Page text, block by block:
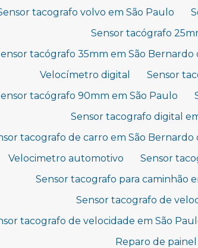
tacografo volvo em São Paulo
Sensor tacógrafo
tacógrafo 35mm em São Bernardo
Velocímetro digital
Sensor
tacógrafo 90mm em São Paulo
Sensor tacografo digital
tacografo de carro em São Bernardo
Velocimetro automotivo
Sensor
Sensor tacografo para caminhão
Sensor tacografo de
tacografo de velocidade em São
Reparo de